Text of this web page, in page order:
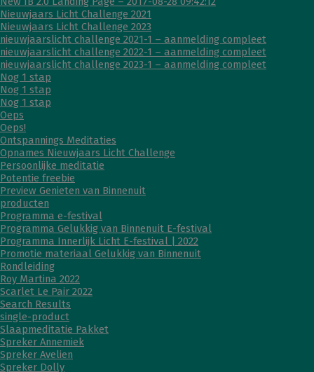
Nieuwjaars Licht Challenge 2021
Nieuwjaars Licht Challenge 2023
nieuwjaarslicht challenge 2021-1 – aanmelding compleet
nieuwjaarslicht challenge 2022-1 – aanmelding compleet
nieuwjaarslicht challenge 2023-1 – aanmelding compleet
Nog 1 stap
Nog 1 stap
Nog 1 stap
Oeps
Oeps!
Ontspannings Meditaties
Opnames Nieuwjaars Licht Challenge
Persoonlijke meditatie
Potentie freebie
Preview Genieten van Binnenuit
producten
Programma e-festival
Programma Gelukkig van Binnenuit E-festival
Programma Innerlijk Licht E-festival | 2022
Promotie materiaal Gelukkig van Binnenuit
Rondleiding
Roy Martina 2022
Scarlet Le Pair 2022
Search Results
single-product
Slaapmeditatie Pakket
Spreker Annemiek
Spreker Avelien
Spreker Dolly